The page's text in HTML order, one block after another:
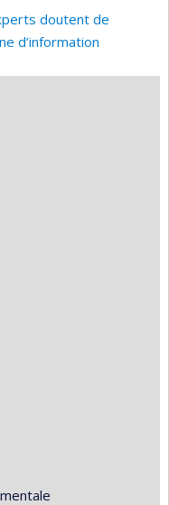
doutent de
d’information